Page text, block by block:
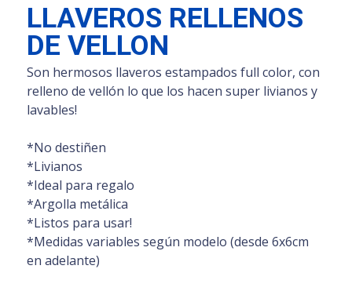
LLAVEROS RELLENOS
DE VELLON
Son hermosos llaveros estampados full color, con
relleno de vellón lo que los hacen super livianos y
lavables!
*No destiñen
*Livianos
*Ideal para regalo
*Argolla metálica
*Listos para usar!
*Medidas variables según modelo (desde 6x6cm
en adelante)